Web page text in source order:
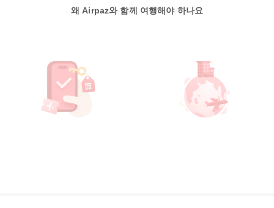
왜 Airpaz와 함께 여행해야 하나요